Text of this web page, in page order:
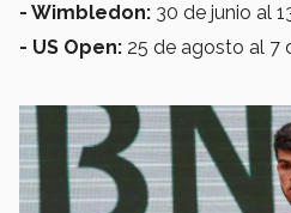
- Wimbledon: 30 de junio al
- US Open: 25 de agosto al 7